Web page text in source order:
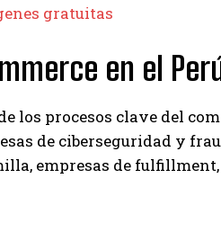
gratuitas
en el
los procesos clave del
de ciberseguridad y
empresas de